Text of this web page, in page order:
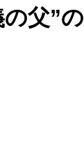
父”の